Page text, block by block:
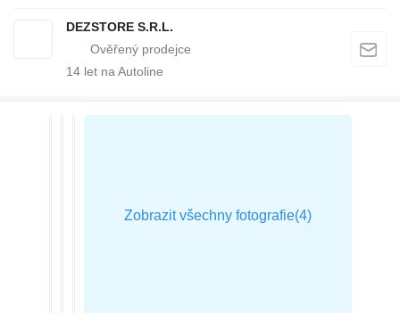
DEZSTORE S.R.L.
14 let na Autoline